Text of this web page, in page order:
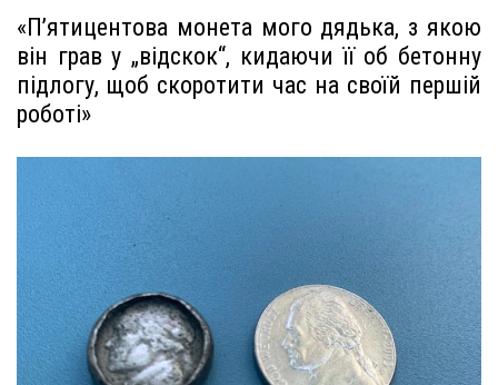
«П’ятицентова монета мого дядька, з якою
він грав у „відскок“, кидаючи її об бетонну
підлогу, щоб скоротити час на своїй першій
роботі»